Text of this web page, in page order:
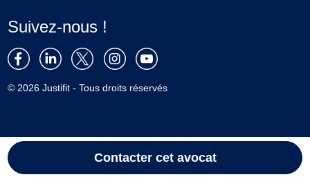
Contacter cet avocat
Suivez-nous !
© 2026 Justifit - Tous droits réservés